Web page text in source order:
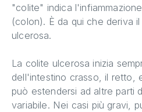
"colite" indica
(colon). È da qui che deriva
ulcerosa.
La colite ulcerosa inizia
dell'intestino crasso, il retto,
può estendersi ad altre parti
variabile. Nei casi più gravi,